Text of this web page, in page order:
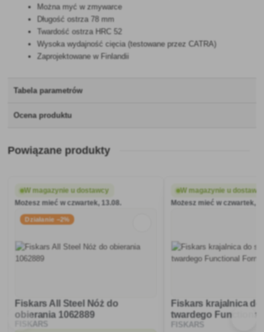
Można myć w zmywarce
Długość ostrza 78 mm
Twardość ostrza HRC 52
Wysoka wydajność cięcia (testowane przez CATRA)
Zaprojektowane w Finlandii
Tabela parametrów
Ocena produktu
Powiązane produkty
W magazynie u dostawcy
Możesz mieć w czwartek, 13.08.
Działanie −2%
Fiskars All Steel Nóż do
obierania 1062889
FISKARS
W magazynie u
Możesz mieć w czwartek,
Fiskars krajalnica do
twardego
1016129
FISKARS